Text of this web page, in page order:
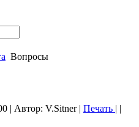
Вопросы
| Автор: V.Sitner| Печать | |